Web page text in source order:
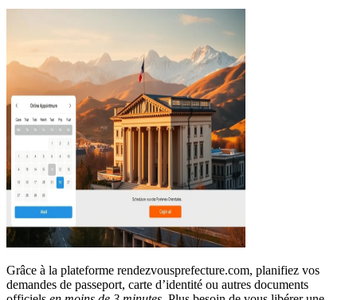
Grâce à la plateforme rendezvousprefecture.com, planifiez vos
demandes de passeport, carte d’identité ou autres documents